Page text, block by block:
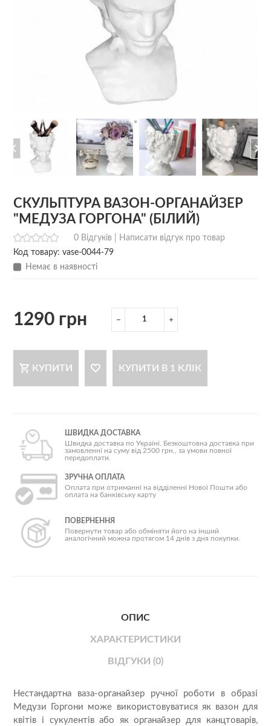
СКУЛЬПТУРА ВАЗОН-ОРГАНАЙЗЕР
"МЕДУЗА ГОРГОНА" (БІЛИЙ)
0 Відгуків |
Написати відгук про товар
Код товару: vase-0044-79
Немає в наявності
1290 грн
КУПИТИ КУПИТИ В 1 КЛІК
ШВИДКА ДОСТАВКА
Швидка доставка по Україні. Безкоштовна доставка при
замовленні на суму від 2500 грн., за умови повної
передоплати.
ЗРУЧНА ОПЛАТА
Оплата при отриманні на відділенні Нової Пошти або
оплата на банківську карту
ПОВЕРНЕННЯ
Повернути товар або обміняти його на інший
аналогічний можна протягом 14 днів з дня покупки.
ОПИС
ХАРАКТЕРИСТИКИ
ВІДГУКИ (0)
Нестандартна ваза-органайзер ручної роботи в образі
Медузи Горгони може використовуватися як вазон для
квітів і сукулентів або як органайзер для канцтоварів,